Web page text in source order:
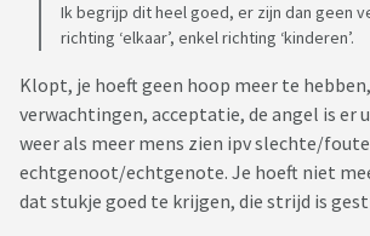
Ik begrijp dit heel goed, er zijn dan geen
richting ‘elkaar’, enkel richting ‘kinderen’.
Klopt, je hoeft geen hoop meer te
verwachtingen, acceptatie, de angel is er
weer als meer mens zien ipv slechte/foute
echtgenoot/echtgenote. Je hoeft niet
dat stukje goed te krijgen, die strijd is